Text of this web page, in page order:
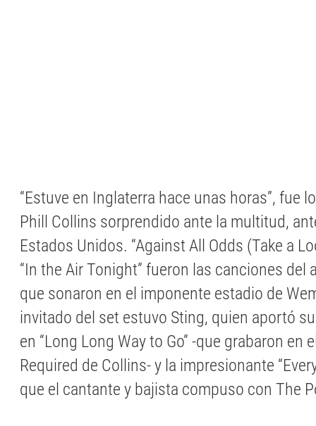
“Estuve en Inglaterra hace unas horas”, fue
Phill Collins sorprendido ante la multitud,
Estados Unidos. “Against All Odds (Take a
“In the Air Tonight” fueron las canciones del
que sonaron en el imponente estadio de
invitado del set estuvo Sting, quien aportó
en “Long Long Way to Go” -que grabaron en
Required de Collins- y la impresionante
que el cantante y bajista compuso con The